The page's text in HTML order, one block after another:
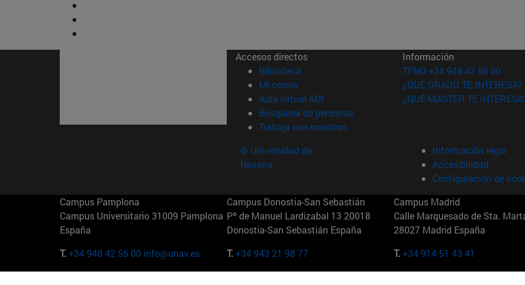
Accesos directos
Biblioteca (abre en nueva ventana)
Mi correo(abre en nueva ventana)
Aula virtual ADI (abre en nueva ventana)
Búsqueda de personas(abre en nueva ventana)
Trabaja con nosotros(abre en nueva ventana)
Información
TFNO +34 948 42 56 00
¿QUÉ GRADO TE INTERESA?
¿QUÉ MÁSTER TE
© Universidad de
Navarra
Información legal
Accesibilidad
Configuración de
Campus Pamplona
Campus Universitario 31009 Pamplona
España
T.+34 948 42 56 00 info@unav.es
Campus Donostia-San Sebastián
Pº de Manuel Lardizabal 13 20018
Donostia-San Sebastián España
T.+34 943 21 98 77
Campus Madrid
Calle Marquesado de Sta.
28027 Madrid España
T.+34 914 51 43 41